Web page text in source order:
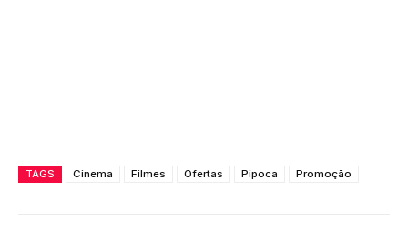
TAGS Cinema Filmes Ofertas Pipoca Promoção